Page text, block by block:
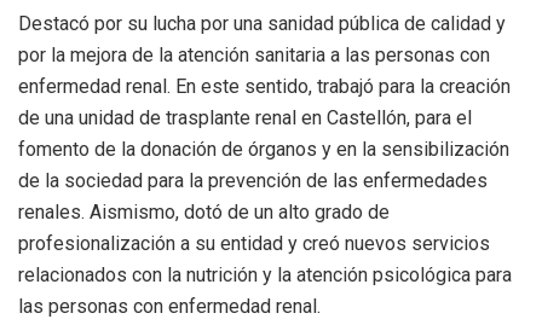
Destacó por su lucha por una sanidad pública de calidad y
por la mejora de la atención sanitaria a las personas con
enfermedad renal. En este sentido, trabajó para la creación
de una unidad de trasplante renal en Castellón, para el
fomento de la donación de órganos y en la sensibilización
de la sociedad para la prevención de las enfermedades
renales. Aismismo, dotó de un alto grado de
profesionalización a su entidad y creó nuevos servicios
relacionados con la nutrición y la atención psicológica para
las personas con enfermedad renal.